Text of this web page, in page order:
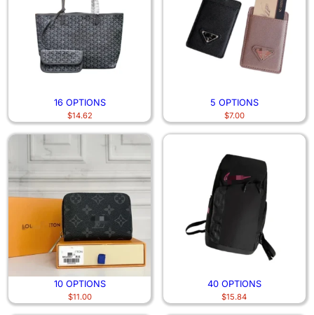
16 OPTIONS
$14.62
5 OPTIONS
$7.00
10 OPTIONS
$11.00
40 OPTIONS
$15.84